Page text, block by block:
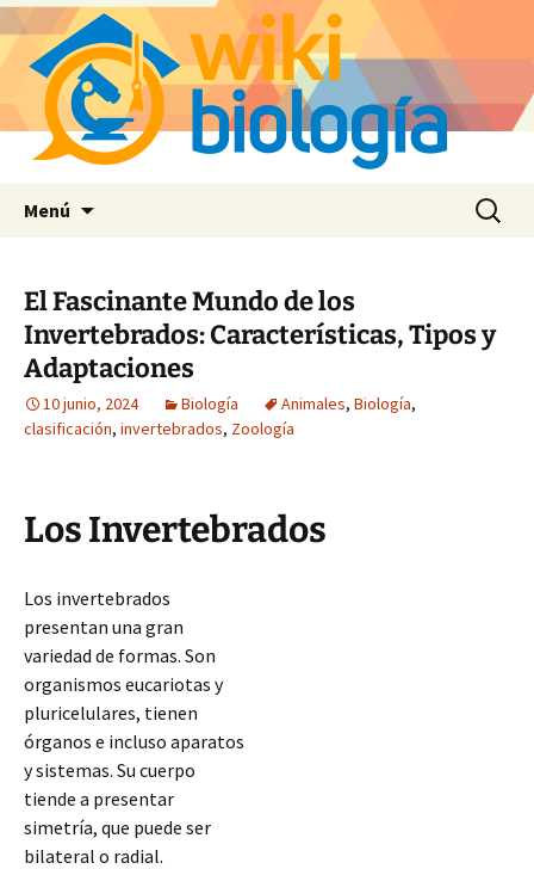
Menú Buscar:
El Fascinante Mundo de los
Invertebrados: Características, Tipos y
Adaptaciones
10 junio, 2024 Biología Animales, Biología,
clasificación, invertebrados, Zoología
Los Invertebrados
Los invertebrados
presentan una gran
variedad de formas. Son
organismos eucariotas y
pluricelulares, tienen
órganos e incluso aparatos
y sistemas. Su cuerpo
tiende a presentar
simetría, que puede ser
bilateral o radial.